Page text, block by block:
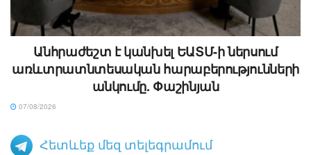
Անհրաժեշտ է կանխել ԵԱՏՄ-ի ներսում
առևտրատնտեսական հարաբերությունների
անկումը. Փաշինյան
07/08/2026
Հետևեք մեզ տելեգրամում